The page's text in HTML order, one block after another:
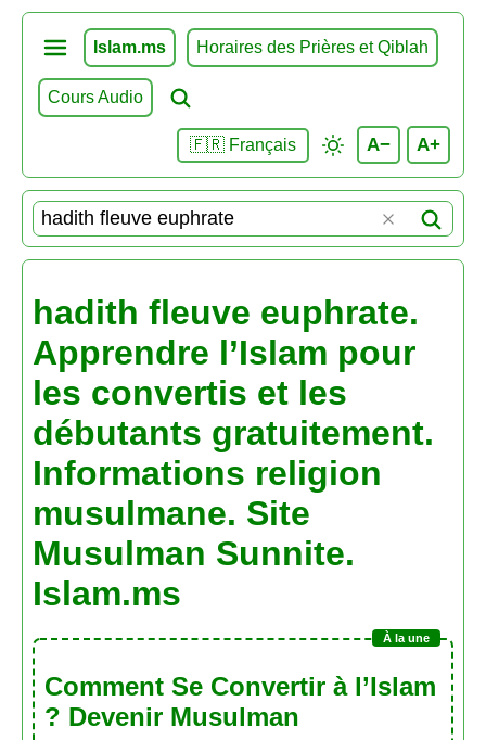
Islam.ms Horaires des Prières et Qiblah
Cours Audio
🇫🇷 Français A− A+
hadith fleuve euphrate.
Apprendre l’Islam pour
les convertis et les
débutants gratuitement.
Informations religion
musulmane. Site
Musulman Sunnite.
Islam.ms
Comment Se Convertir à l’Islam
? Devenir Musulman